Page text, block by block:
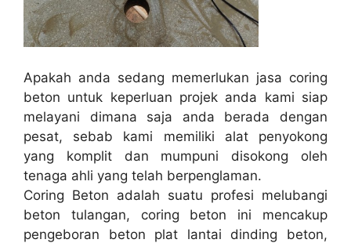
Apakah anda sedang memerlukan jasa coring
beton untuk keperluan projek anda kami siap
melayani dimana saja anda berada dengan
pesat, sebab kami memiliki alat penyokong
yang komplit dan mumpuni disokong oleh
tenaga ahli yang telah berpenglaman.
Coring Beton adalah suatu profesi melubangi
beton tulangan, coring beton ini mencakup
pengeboran beton plat lantai dinding beton,